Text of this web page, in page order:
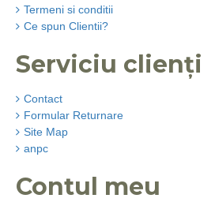
Termeni si conditii
Ce spun Clientii?
Serviciu clienți
Contact
Formular Returnare
Site Map
anpc
Contul meu